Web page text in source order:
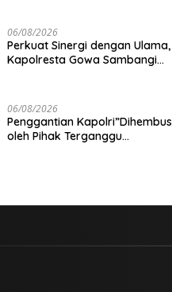
06/08/2026
Perkuat Sinergi dengan Ulama,
Kapolresta Gowa Sambangi
06/08/2026
Penggantian Kapolri”Dihembus
oleh Pihak Terganggu